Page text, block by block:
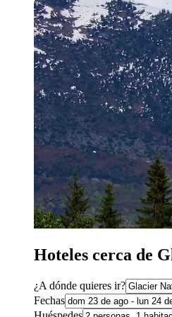
Hoteles cerca de
¿A dónde quieres ir?
Fechas